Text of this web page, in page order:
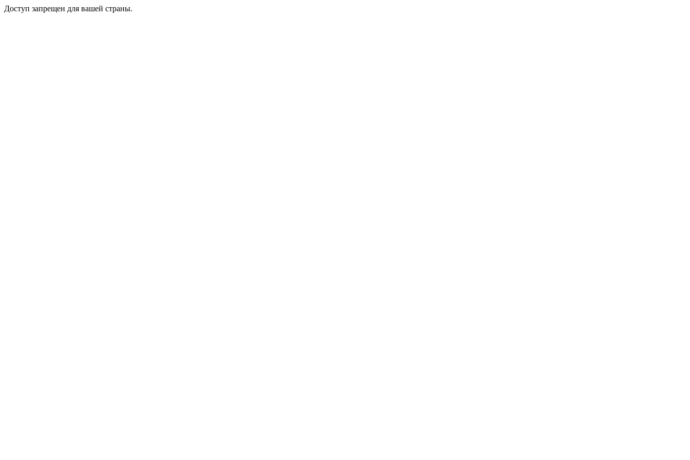
Доступ запрещен для вашей страны.